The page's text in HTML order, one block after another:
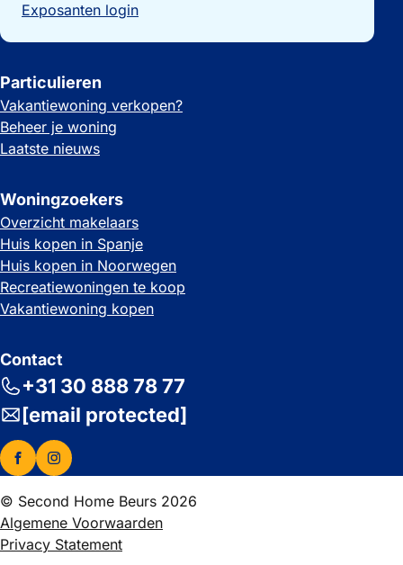
Exposanten login
Particulieren
Vakantiewoning verkopen?
Beheer je woning
Laatste nieuws
Woningzoekers
Overzicht makelaars
Huis kopen in Spanje
Huis kopen in Noorwegen
Recreatiewoningen te koop
Vakantiewoning kopen
Contact
+31 30 888 78 77
[email protected]
© Second Home Beurs 2026
Algemene Voorwaarden
Privacy Statement